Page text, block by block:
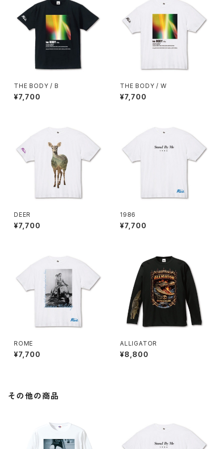
THE BODY / B
¥7,700
THE BODY / W
¥7,700
DEER
¥7,700
1986
¥7,700
ROME
¥7,700
ALLIGATOR
¥8,800
その他の商品